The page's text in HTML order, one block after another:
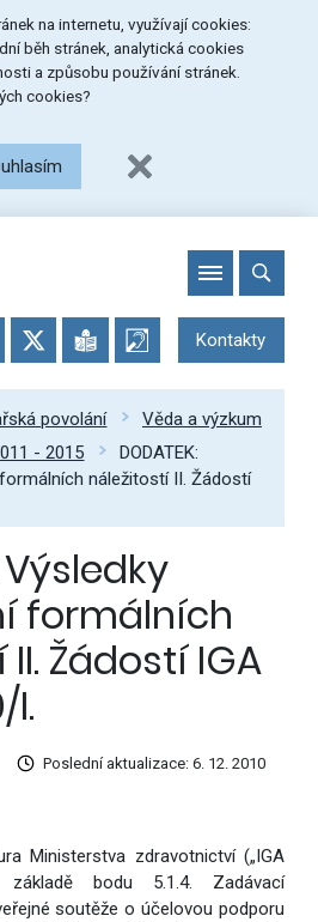
na internetu, využívají cookies:
běh stránek, analytická cookies
a způsobu používání stránek.
cookies?
Kontakty
povolání
Věda a výzkum
- 2015
DODATEK:
náležitostí II. Žádostí
Výsledky
formálních
Žádostí IGA
I.
Poslední aktualizace: 6. 12. 2010
Ministerstva zdravotnictví („IGA
bodu 5.1.4. Zadávací
soutěže o účelovou podporu